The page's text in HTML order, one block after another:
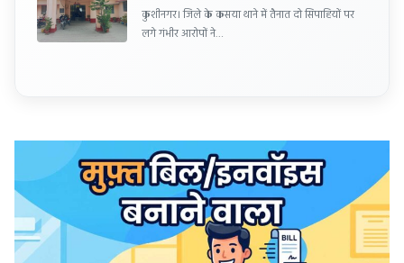
कुशीनगर। जिले के कसया थाने में तैनात दो सिपाहियों पर
लगे गंभीर आरोपों ने…